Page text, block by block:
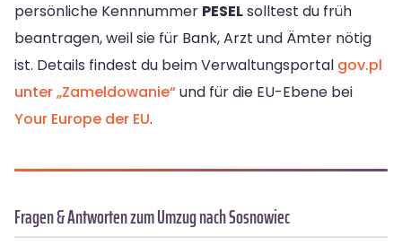
persönliche Kennnummer PESELsolltest du früh
beantragen, weil sie für Bank, Arzt und Ämter nötig
ist. Details findest du beim Verwaltungsportal gov.pl
unter „Zameldowanie“ und für die EU-Ebene bei
Your Europe der EU.
Fragen & Antworten zum Umzug nach Sosnowiec